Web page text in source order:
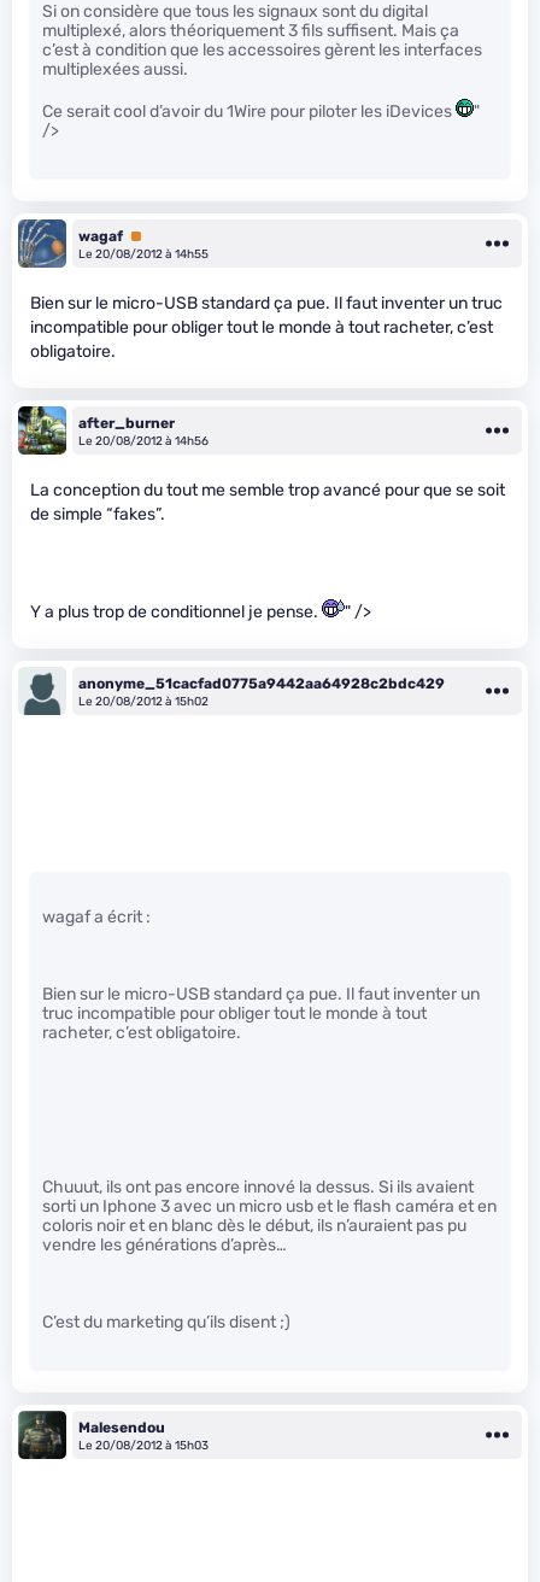
Si on considère que tous les signaux sont du digital
multiplexé, alors théoriquement 3 fils suffisent. Mais ça
c’est à condition que les accessoires gèrent les interfaces
multiplexées aussi.
Ce serait cool d’avoir du 1Wire pour piloter les iDevices
"
/>
wagaf Premium
Le 20/08/2012 à 14h55
Bien sur le micro-USB standard ça pue. Il faut inventer un truc
incompatible pour obliger tout le monde à tout racheter, c’est
obligatoire.
after_burner
Le 20/08/2012 à 14h56
La conception du tout me semble trop avancé pour que se soit
de simple “fakes”.
Y a plus trop de conditionnel je pense. " />
anonyme_51cacfad0775a9442aa64928c2bdc429
Le 20/08/2012 à 15h02
wagaf a écrit :
Bien sur le micro-USB standard ça pue. Il faut inventer un
truc incompatible pour obliger tout le monde à tout
racheter, c’est obligatoire.
Chuuut, ils ont pas encore innové la dessus. Si ils avaient
sorti un Iphone 3 avec un micro usb et le flash caméra et en
coloris noir et en blanc dès le début, ils n’auraient pas pu
vendre les générations d’après…
C’est du marketing qu’ils disent ;)
Malesendou
Le 20/08/2012 à 15h03